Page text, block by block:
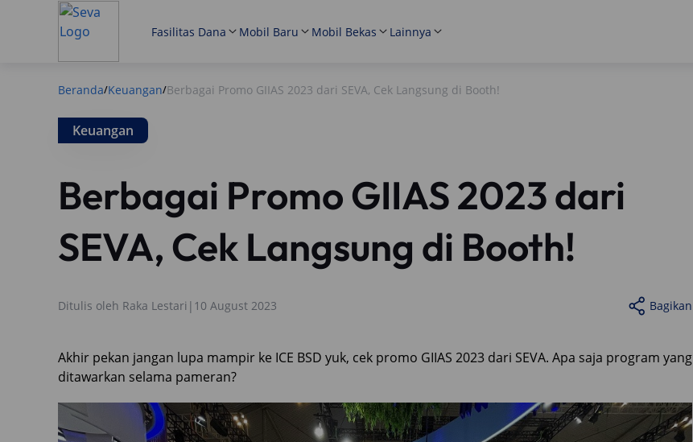
Fasilitas Dana Mobil Baru Mobil Bekas Lainnya
Beranda/Keuangan/Berbagai Promo GIIAS 2023 dari SEVA, Cek Langsung di Booth!
Keuangan
Berbagai Promo GIIAS 2023 dari
SEVA, Cek Langsung di Booth!
Ditulis oleh Raka Lestari | 10 August 2023 Bagikan
Akhir pekan jangan lupa mampir ke ICE BSD yuk, cek promo GIIAS 2023 dari SEVA. Apa saja program yang
ditawarkan selama pameran?